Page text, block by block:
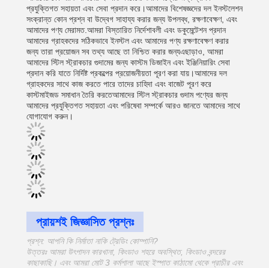
প্রযুক্তিগত সহায়তা এবং সেবা প্রদান করে।আমাদের বিশেষজ্ঞদের দল ইনস্টলেশন
সংক্রান্ত কোন প্রশ্ন বা উদ্বেগ সাহায্য করার জন্য উপলব্ধ, রক্ষণাবেক্ষণ, এবং
আমাদের পণ্য মেরামত.আমরা বিস্তারিত নির্দেশাবলী এবং ডকুমেন্টেশন প্রদান
আমাদের গ্রাহকদের সঠিকভাবে ইনস্টল এবং আমাদের পণ্য রক্ষণাবেক্ষণ করার
জন্য তারা প্রয়োজন সব তথ্য আছে তা নিশ্চিত করার জন্যএছাড়াও, আমরা
আমাদের স্টিল স্ট্রাকচার গুদামের জন্য কাস্টম ডিজাইন এবং ইঞ্জিনিয়ারিং সেবা
প্রদান করি যাতে নির্দিষ্ট প্রকল্পের প্রয়োজনীয়তা পূরণ করা যায়।আমাদের দল
গ্রাহকদের সাথে কাজ করতে পারে তাদের চাহিদা এবং বাজেট পূরণ করে
কাস্টমাইজড সমাধান তৈরি করতেআমাদের স্টিল স্ট্রাকচার গুদাম পণ্যের জন্য
আমাদের প্রযুক্তিগত সহায়তা এবং পরিষেবা সম্পর্কে আরও জানতে আমাদের সাথে
যোগাযোগ করুন।
প্রায়শই জিজ্ঞাসিত প্রশ্নঃ
প্রশ্ন: আপনি কি নির্মাতা নাকি ট্রেডিং কোম্পানি?
উত্তরঃ আমরা উৎপাদন কারখানা, কিংডাও শহরে অবস্থিত, কিংডাও বন্দরের
কাছাকাছি। এবং আমরা মোট 3 কর্মশালা আছে ইস্পাত কাঠামো থেকে প্রাচীর এবং